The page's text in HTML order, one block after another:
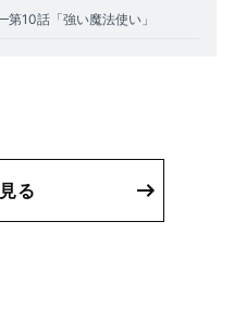
10話「強い魔法使い」
る